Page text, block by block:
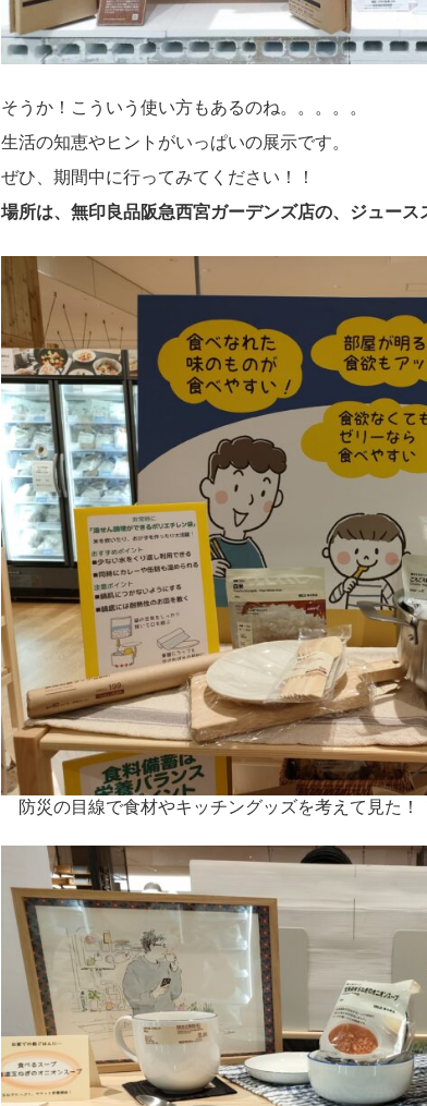
そうか！こういう使い方もあるのね。。。。。
生活の知恵やヒントがいっぱいの展示です。
ぜひ、期間中に行ってみてください！！
場所は、無印良品阪急西宮ガーデンズ店の、ジュース
防災の目線で食材やキッチングッズを考えて見た！